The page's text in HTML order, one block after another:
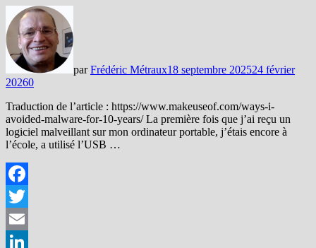
parFrédéric Métraux18 septembre 202524 février
20260
Traduction de l’article : https://www.makeuseof.com/ways-i-
avoided-malware-for-10-years/ La première fois que j’ai reçu un
logiciel malveillant sur mon ordinateur portable, j’étais encore à
l’école, a utilisé l’USB …
Facebook
Twitter
Email